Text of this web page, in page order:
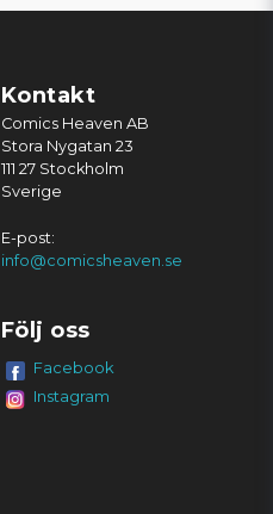
Kontakt
Comics Heaven AB
Stora Nygatan 23
111 27 Stockholm
Sverige
E-post:
info@comicsheaven.se
Följ oss
Facebook
Instagram